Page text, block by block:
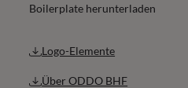
Boilerplate herunterladen
Logo-Elemente
Über ODDO BHF